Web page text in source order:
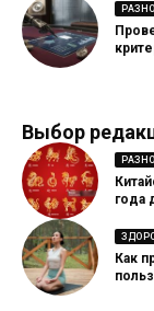
Выбор
года
Как